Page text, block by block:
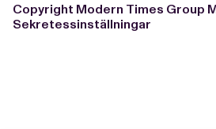
Copyright Modern Times Group
Sekretessinställningar